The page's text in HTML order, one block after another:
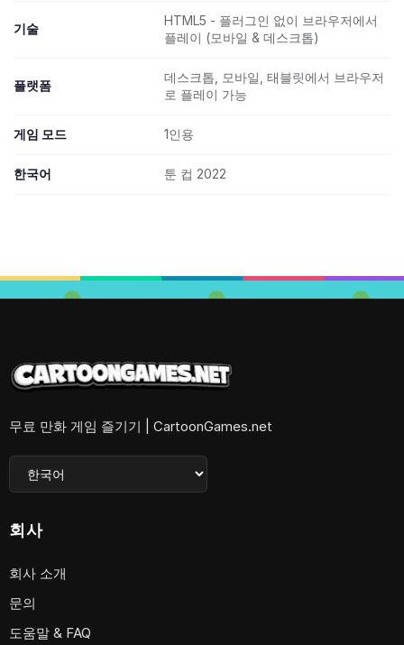
기술
HTML5 - 플러그인 없이 브라우저에서
플레이 (모바일 & 데스크톱)
플랫폼
데스크톱, 모바일, 태블릿에서 브라우저
로 플레이 가능
게임 모드 1인용
한국어 툰 컵 2022
무료 만화 게임 즐기기 | CartoonGames.net
회사
회사 소개
문의
도움말 & FAQ